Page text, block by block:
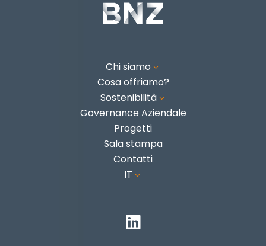
Chi siamo 3
Cosa offriamo?
Sostenibilità3
Governance Aziendale
Progetti
Sala stampa
Contatti
IT 3
